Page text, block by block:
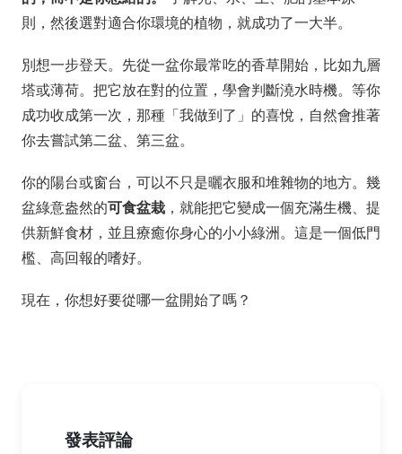
則，然後選對適合你環境的植物，就成功了一大半。
別想一步登天。先從一盆你最常吃的香草開始，比如九層
塔或薄荷。把它放在對的位置，學會判斷澆水時機。等你
成功收成第一次，那種「我做到了」的喜悅，自然會推著
你去嘗試第二盆、第三盆。
你的陽台或窗台，可以不只是曬衣服和堆雜物的地方。幾
盆綠意盎然的可食盆栽 ，就能把它變成一個充滿生機、提
供新鮮食材，並且療癒你身心的小小綠洲。這是一個低門
檻、高回報的嗜好。
現在，你想好要從哪一盆開始了嗎？
發表評論